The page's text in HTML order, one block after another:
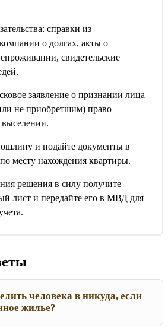
справки из
о долгах, акты о
свидетельские
заявление о признании лица
не приобретшим) право
выселении.
и подайте документы в
месту нахождения квартиры.
решения в силу получите
лист и передайте его в МВД для
человека в никуда, если
жилье?